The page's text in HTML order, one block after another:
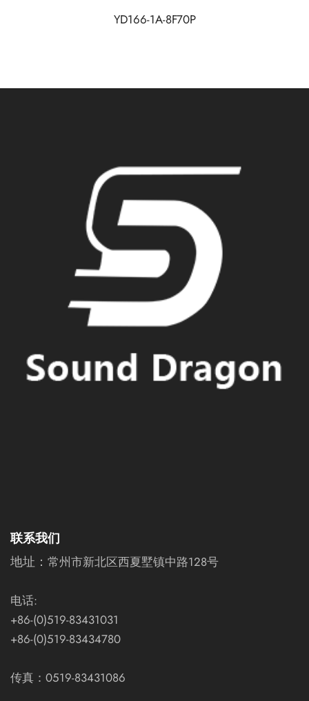
YD166-1A-8F70P
联系我们
地址： 常州市新北区西夏墅镇中路128号
电话:
+86-(0)519-83431031
+86-(0)519-83434780
传真：0519-83431086